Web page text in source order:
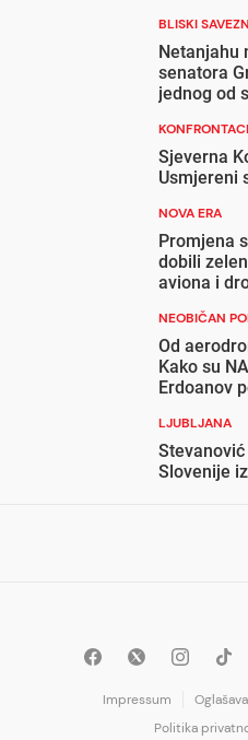
BLISKI
Netanjahu
senatora
jednog od
Sjeverna
Usmjereni
NOVA ERA
Promjena
dobili
aviona i
NEOBIČAN
Od
Kako su
Erdoanov
LJUBLJANA
Slovenije
Impressum
Politika